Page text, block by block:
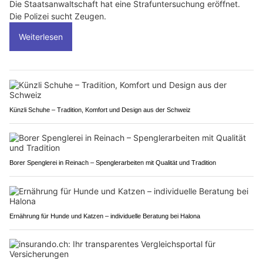
Die Staatsanwaltschaft hat eine Strafuntersuchung eröffnet.
Die Polizei sucht Zeugen.
Weiterlesen
Künzli Schuhe – Tradition, Komfort und Design aus der Schweiz
Borer Spenglerei in Reinach – Spenglerarbeiten mit Qualität und Tradition
Ernährung für Hunde und Katzen – individuelle Beratung bei Halona